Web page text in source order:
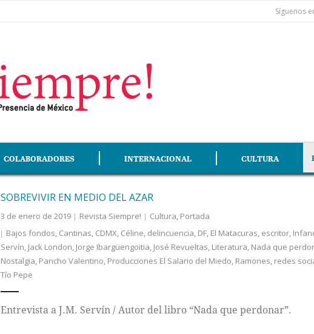
Síguenos
COLABORADORES INTERNACIONAL CULTURA
SOBREVIVIR EN MEDIO DEL AZAR
3 de enero de 2019 Revista Siempre! Cultura, Portada
Bajos fondos, Cantinas, CDMX, Céline, delincuencia, DF, El Matacuras, escritor,
Servín, Jack London, Jorge Ibargüengoitia, José Revueltas, Literatura, Nada que
Nostalgia, Pancho Valentino, Producciones El Salario del Miedo, Ramones, redes
Tío Pepe
Entrevista a J.M. Servín / Autor del libro “Nada que perdonar”.